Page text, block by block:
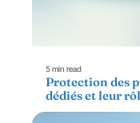
5 min read
Protection des
dédiés et leur